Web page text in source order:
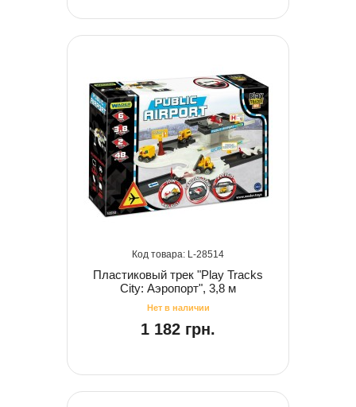
28514
Пластиковый трек "Play Tracks
City: Аэропорт", 3,8 м
1 182 грн.